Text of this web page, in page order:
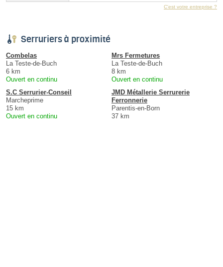
C'est votre entreprise ?
Serruriers à proximité
Combelas
La Teste-de-Buch
6 km
Ouvert en continu
Mrs Fermetures
La Teste-de-Buch
8 km
Ouvert en continu
S.C Serrurier-Conseil
Marcheprime
15 km
Ouvert en continu
JMD Métallerie Serrurerie
Ferronnerie
Parentis-en-Born
37 km